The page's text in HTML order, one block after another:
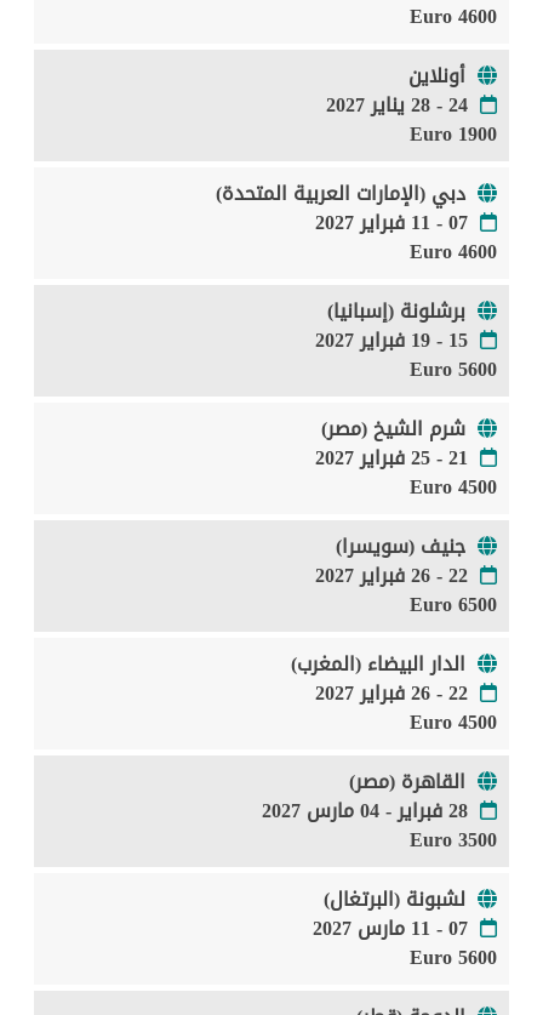
4600 Euro
أونلاين
24 - 28 يناير 2027
1900 Euro
دبي (الإمارات العربية المتحدة)
07 - 11 فبراير 2027
4600 Euro
برشلونة (إسبانيا)
15 - 19 فبراير 2027
5600 Euro
شرم الشيخ (مصر)
21 - 25 فبراير 2027
4500 Euro
جنيف (سويسرا)
22 - 26 فبراير 2027
6500 Euro
الدار البيضاء (المغرب)
22 - 26 فبراير 2027
4500 Euro
القاهرة (مصر)
28 فبراير - 04 مارس 2027
3500 Euro
لشبونة (البرتغال)
07 - 11 مارس 2027
5600 Euro